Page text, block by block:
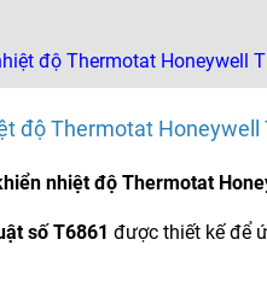
độ Thermotat Honeywell
độ Thermotat Honeywell
nhiệt độ Thermotat
số T6861 được thiết kế để